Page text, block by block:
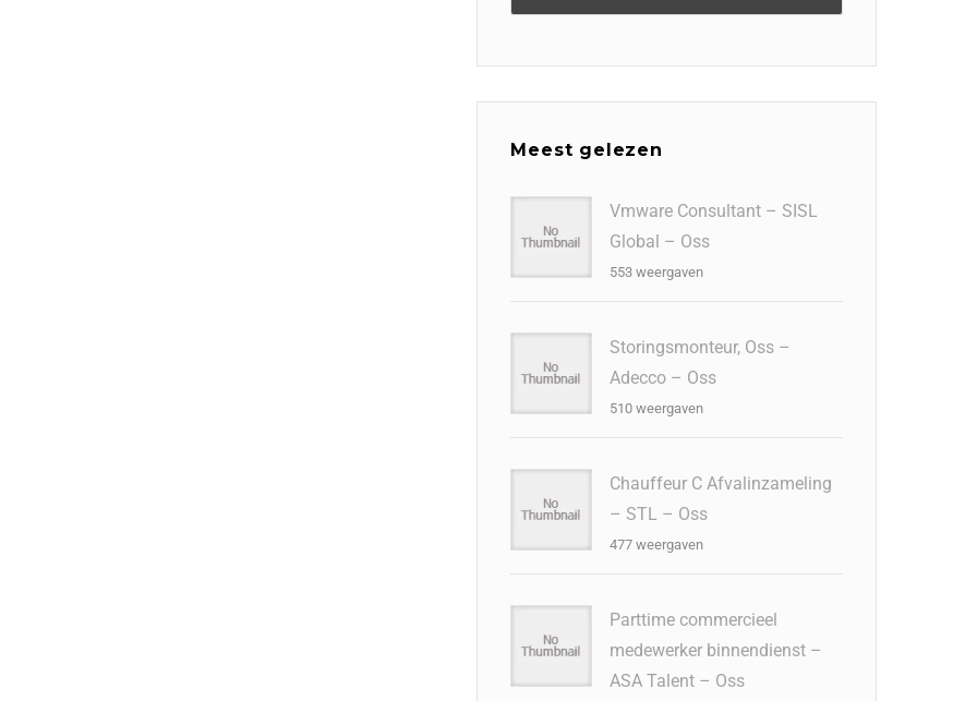
Meest gelezen
Vmware Consultant – SISL
Global – Oss
553 weergaven
Storingsmonteur, Oss –
Adecco – Oss
510 weergaven
Chauffeur C Afvalinzameling
– STL – Oss
477 weergaven
Parttime commercieel
medewerker binnendienst –
ASA Talent – Oss